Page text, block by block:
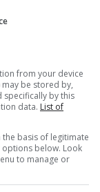
40
hanno
tra
di
from your device
be stored by,
specifically by this
data. List of
basis of legitimate
options below. Look
to manage or